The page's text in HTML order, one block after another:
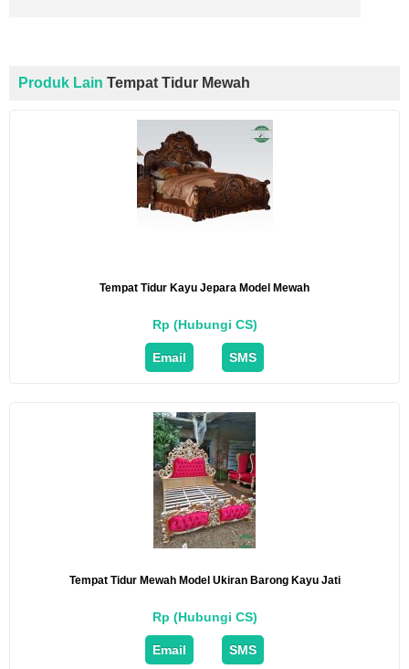
Produk Lain Tempat Tidur Mewah
Tempat Tidur Kayu Jepara Model Mewah
Rp (Hubungi CS)
Email SMS
Tempat Tidur Mewah Model Ukiran Barong Kayu Jati
Rp (Hubungi CS)
Email SMS